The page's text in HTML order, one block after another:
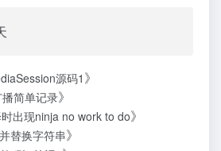
源码1 》
简单记录》
出现ninja no work to do》
替换字符串》